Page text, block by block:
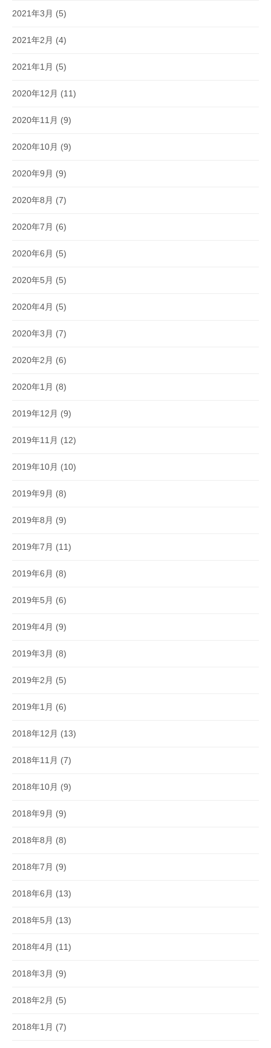
2021年3月 (5)
2021年2月 (4)
2021年1月 (5)
2020年12月 (11)
2020年11月 (9)
2020年10月 (9)
2020年9月 (9)
2020年8月 (7)
2020年7月 (6)
2020年6月 (5)
2020年5月 (5)
2020年4月 (5)
2020年3月 (7)
2020年2月 (6)
2020年1月 (8)
2019年12月 (9)
2019年11月 (12)
2019年10月 (10)
2019年9月 (8)
2019年8月 (9)
2019年7月 (11)
2019年6月 (8)
2019年5月 (6)
2019年4月 (9)
2019年3月 (8)
2019年2月 (5)
2019年1月 (6)
2018年12月 (13)
2018年11月 (7)
2018年10月 (9)
2018年9月 (9)
2018年8月 (8)
2018年7月 (9)
2018年6月 (13)
2018年5月 (13)
2018年4月 (11)
2018年3月 (9)
2018年2月 (5)
2018年1月 (7)